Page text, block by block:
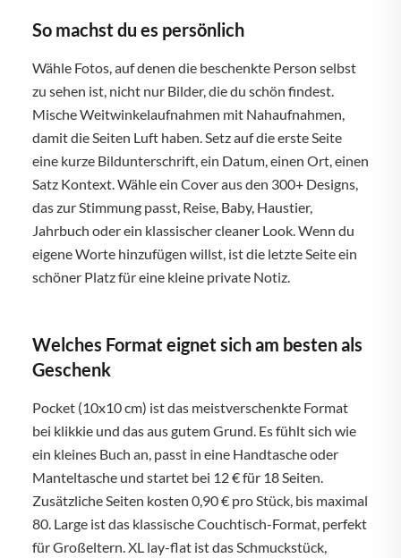
So machst du es persönlich
Wähle Fotos, auf denen die beschenkte Person selbst
zu sehen ist, nicht nur Bilder, die du schön findest.
Mische Weitwinkelaufnahmen mit Nahaufnahmen,
damit die Seiten Luft haben. Setz auf die erste Seite
eine kurze Bildunterschrift, ein Datum, einen Ort, einen
Satz Kontext. Wähle ein Cover aus den 300+ Designs,
das zur Stimmung passt, Reise, Baby, Haustier,
Jahrbuch oder ein klassischer cleaner Look. Wenn du
eigene Worte hinzufügen willst, ist die letzte Seite ein
schöner Platz für eine kleine private Notiz.
Welches Format eignet sich am besten als
Geschenk
Pocket (10x10 cm) ist das meistverschenkte Format
bei klikkie und das aus gutem Grund. Es fühlt sich wie
ein kleines Buch an, passt in eine Handtasche oder
Manteltasche und startet bei 12 € für 18 Seiten.
Zusätzliche Seiten kosten 0,90 € pro Stück, bis maximal
80. Large ist das klassische Couchtisch-Format, perfekt
für Großeltern. XL lay-flat ist das Schmuckstück,